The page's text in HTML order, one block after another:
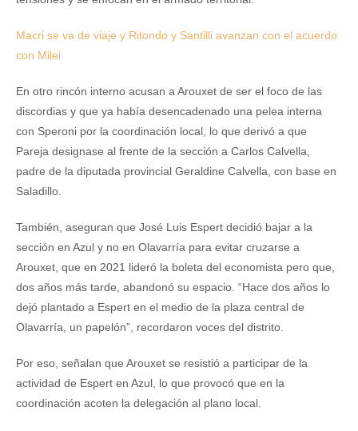
Macri se va de viaje y Ritondo y Santilli avanzan con el acuerdo
con Milei
En otro rincón interno acusan a Arouxet de ser el foco de las
discordias y que ya había desencadenado una pelea interna
con Speroni por la coordinación local, lo que derivó a que
Pareja designase al frente de la sección a Carlos Calvella,
padre de la diputada provincial Geraldine Calvella, con base en
Saladillo.
También, aseguran que José Luis Espert decidió bajar a la
sección en Azul y no en Olavarría para evitar cruzarse a
Arouxet, que en 2021 lideró la boleta del economista pero que,
dos años más tarde, abandonó su espacio. “Hace dos años lo
dejó plantado a Espert en el medio de la plaza central de
Olavarría, un papelón”, recordaron voces del distrito.
Por eso, señalan que Arouxet se resistió a participar de la
actividad de Espert en Azul, lo que provocó que en la
coordinación acoten la delegación al plano local.